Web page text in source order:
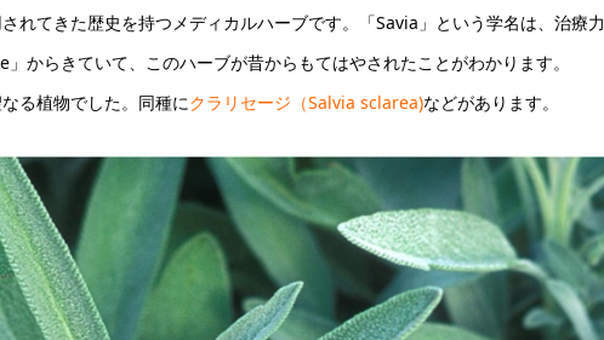
れてきた歴史を持つメディカルハーブです。「Savia」という学名は、治療力
からきていて、このハーブが昔からもてはやされたことがわかります。
る植物でした。同種にクラリセージ（Salvia sclarea)などがあります。